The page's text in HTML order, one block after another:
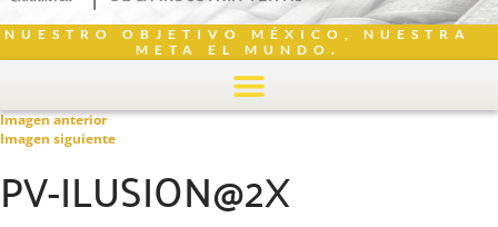
NUESTRO OBJETIVO MÉXICO, NUESTRA
META EL MUNDO.
Imagen anterior
Imagen siguiente
PV-ILUSION@2X